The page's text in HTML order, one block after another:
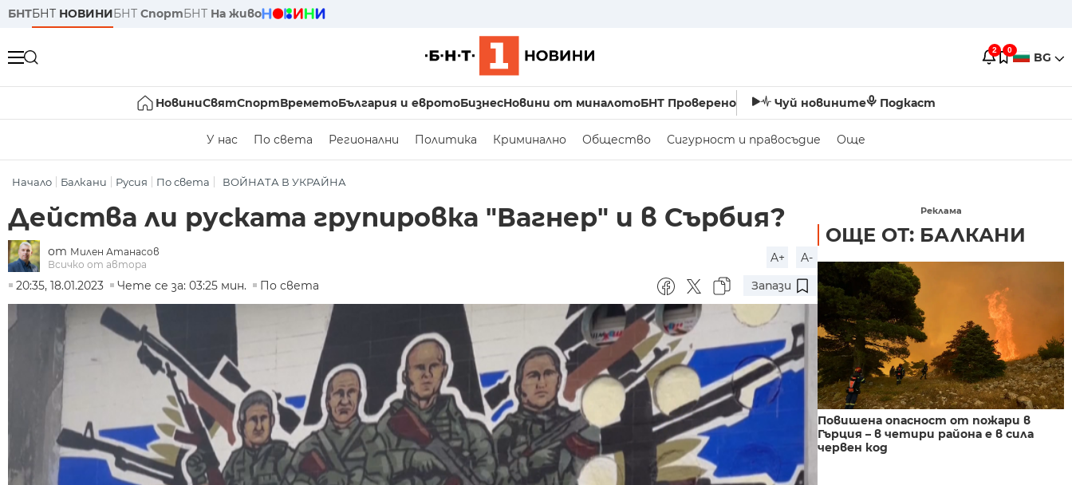
БНТБНТ НОВИНИБНТ СпортБНТ На живо
2 0 BG
НовиниСвятСпортВреметоБългария и евротоБизнесНовини от миналотоБНТ Проверено Чуй новините Подкаст
У нас По света Регионални Политика Криминално Общество Сигурност и правосъдие Още
Начало Балкани Русия По света ВОЙНАТА В УКРАЙНА
Действа ли руската групировка "Вагнер" и в Сърбия?
от Милен Атанасов
Всичко от автора
A+
A-
20:35, 18.01.2023
Чете се за: 03:25 мин. По света Запази
Реклама
ОЩЕ ОТ: БАЛКАНИ
Повишена опасност от пожари в
Гърция – в четири района е в сила
червен код